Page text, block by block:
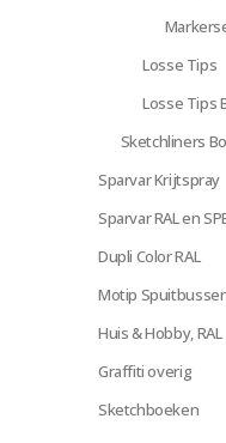
Losse Tips
Losse Tips
Sketchliners
Sparvar Krijtspray
Sparvar RAL en
Dupli Color RAL
Motip
Huis & Hobby, RAL
Graffiti overig
Sketchboeken